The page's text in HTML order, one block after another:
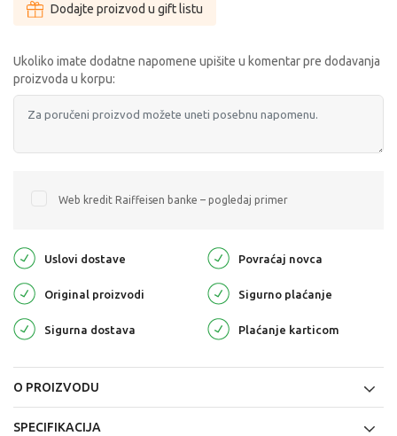
Dodajte proizvod u gift listu
Ukoliko imate dodatne napomene upišite u komentar pre dodavanja
proizvoda u korpu:
Web kredit Raiffeisen banke – pogledaj primer
Uslovi dostave Povraćaj novca
Original proizvodi Sigurno plaćanje
Sigurna dostava Plaćanje karticom
O PROIZVODU
SPECIFIKACIJA